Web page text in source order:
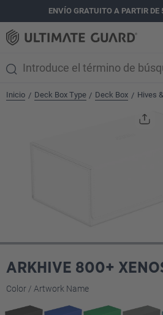
principalENVÍO GRATUITO A PARTIR DE
Inicio / Deck Box Type / Deck Box / Hives
ARKHIVE 800+
Seleccione
Color / Artwork Name